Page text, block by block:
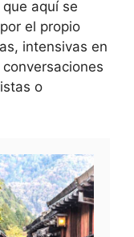
aquí se
el propio
intensivas en
o